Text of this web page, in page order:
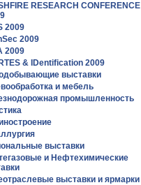
RESEARCH CONFERENCE
2009
2009
2009
& IDentification 2009
выставки
и мебель
промышленность
выставки
и Нефтехимические
выставки и ярмарки